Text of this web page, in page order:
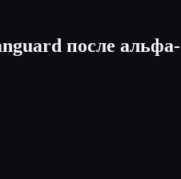
после альфа-